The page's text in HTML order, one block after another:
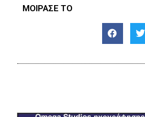
ΜΟΙΡΑΣΕ ΤΟ